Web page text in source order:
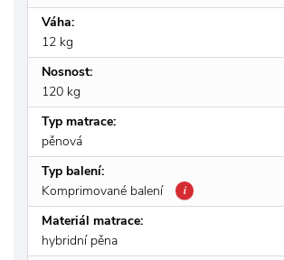
Váha:
12 kg
Nosnost:
120 kg
Typ matrace:
pěnová
Typ balení:
Komprimované balení
i
Materiál matrace:
hybridní pěna